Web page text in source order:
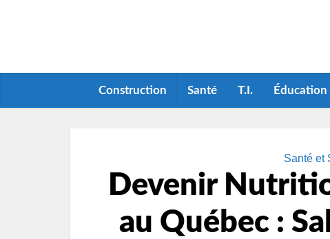
Construction Santé T.I. Éducation
Santé et
Devenir
au Québec :